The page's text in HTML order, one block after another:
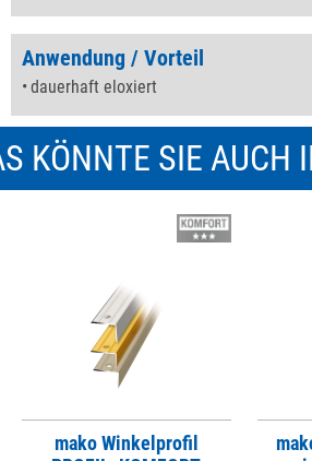
Anwendung / Vorteil
dauerhaft eloxiert
KÖNNTE SIE AUCH
mako Winkelprofil